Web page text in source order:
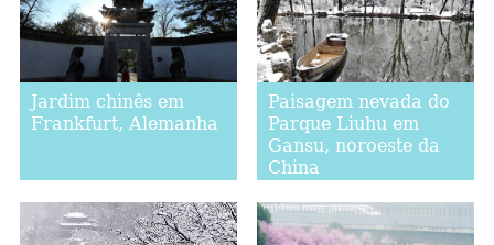
Jardim chinês em
Frankfurt, Alemanha
Paisagem nevada do
Parque Liuhu em
Gansu, noroeste da
China